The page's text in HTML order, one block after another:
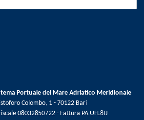
Portuale del Mare Adriatico Meridionale
Colombo, 1 - 70122 Bari
08032850722 - Fattura PA UFL8IJ